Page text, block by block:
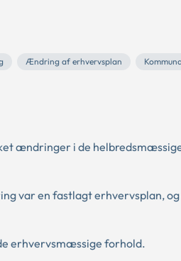
Ændring af erhvervsplan
ændringer i de
var en fastlagt erhvervsplan,
erhvervsmæssige forhold.